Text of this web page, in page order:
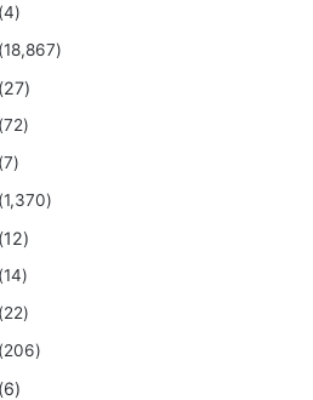
(4)
(18,867)
(27)
(72)
(7)
(1,370)
(12)
(14)
(22)
(206)
(6)